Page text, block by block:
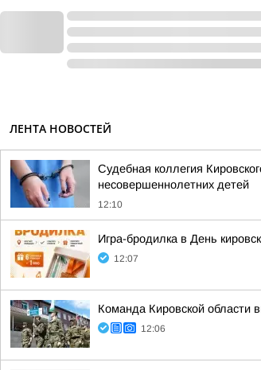
ЛЕНТА НОВОСТЕЙ
Судебная коллегия
несовершеннолетних детей
12:10
Игра-бродилка в День
12:07
Команда Кировской области
12:06